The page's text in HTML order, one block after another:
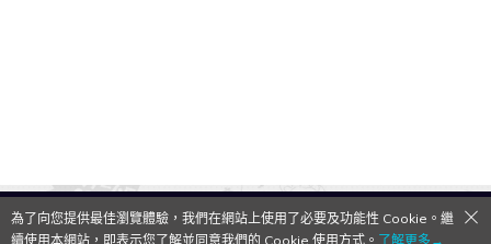
QooApp Limited © 2026
為了向您提供最佳瀏覽體驗，我們在網站上使用了必要及功能性 Cookie。繼
續使用本網站，即表示您了解並同意我們的 Cookie 使用方式。 了解更多→